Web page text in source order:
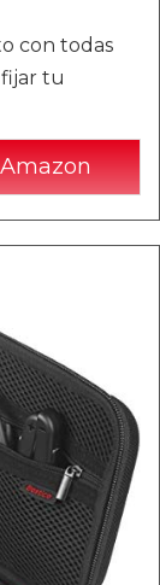
con todas
fijar tu